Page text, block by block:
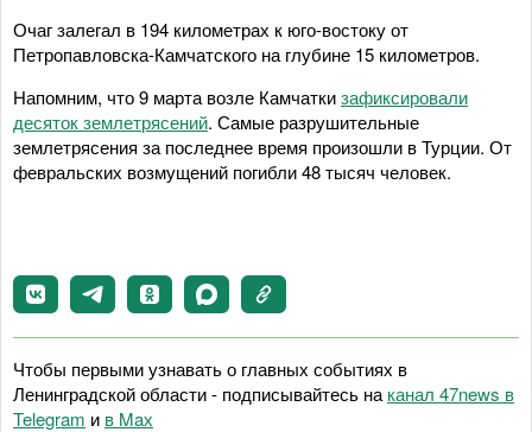
Очаг залегал в 194 километрах к юго-востоку от
Петропавловска-Камчатского на глубине 15 километров.
Напомним, что 9 марта возле Камчаткизафиксировали
десяток землетрясений. Самые разрушительные
землетрясения за последнее время произошли в Турции. От
февральских возмущений погибли 48 тысяч человек.
Чтобы первыми узнавать о главных событиях в
Ленинградской области - подписывайтесь на канал 47news в
Telegram и в Maх